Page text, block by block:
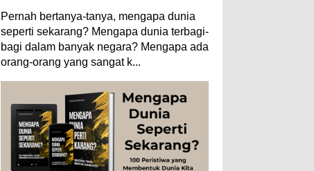
Indonesia
Internasional Internet
Iptek
Istilah Ilmiah
Makanan & Minuman
Misteri
Mitologi
Nature Olahraga
Pendidikan
Psikologi Sains
Sejarah
Studi
Teknologi Tips
Tokoh
Tubuh Manusia
Umum
panjang lebar, namun berikut ini saya usahakan
seringkas...
Ukuran 1 Kaki itu Berapa Meter?
disingkat ft) memang lebih sering
digunakan dibanding “meter”...
Rahasia Togel yang Tidak Dipahami
Pemain Togel
Pernah bertanya-tanya, mengapa dunia
seperti sekarang? Mengapa dunia terbagi-
bagi dalam banyak negara? Mengapa ada
orang-orang yang sangat k...